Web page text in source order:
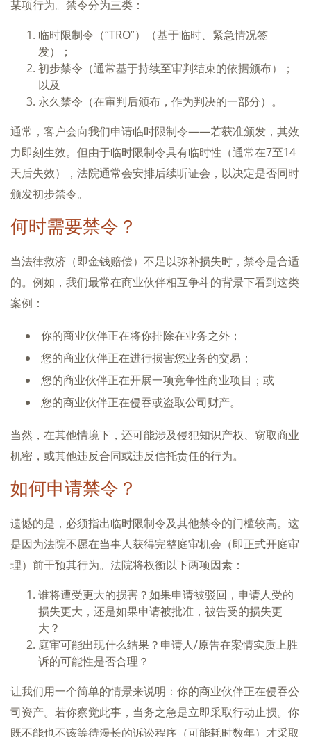
某项行为。禁令分为三类：
临时限制令（“TRO”）（基于临时、紧急情况签
发）；
初步禁令（通常基于持续至审判结束的依据颁布）；
以及
永久禁令（在审判后颁布，作为判决的一部分）。
通常，客户会向我们申请临时限制令——若获准颁发，其效
力即刻生效。但由于临时限制令具有临时性（通常在7至14
天后失效），法院通常会安排后续听证会，以决定是否同时
颁发初步禁令。
何时需要禁令？
当法律救济（即金钱赔偿）不足以弥补损失时，禁令是合适
的。例如，我们最常在商业伙伴相互争斗的背景下看到这类
案例：
你的商业伙伴正在将你排除在业务之外；
您的商业伙伴正在进行损害您业务的交易；
您的商业伙伴正在开展一项竞争性商业项目；或
您的商业伙伴正在侵吞或盗取公司财产。
当然，在其他情境下，还可能涉及侵犯知识产权、窃取商业
机密，或其他违反合同或违反信托责任的行为。
如何申请禁令？
遗憾的是，必须指出临时限制令及其他禁令的门槛较高。这
是因为法院不愿在当事人获得完整庭审机会（即正式开庭审
理）前干预其行为。法院将权衡以下两项因素：
谁将遭受更大的损害？如果申请被驳回，申请人受的
损失更大，还是如果申请被批准，被告受的损失更
大？
庭审可能出现什么结果？申请人/原告在案情实质上胜
诉的可能性是否合理？
让我们用一个简单的情景来说明：你的商业伙伴正在侵吞公
司资产。若你察觉此事，当务之急是立即采取行动止损。你
既不能也不该等待漫长的诉讼程序（可能耗时数年）才采取